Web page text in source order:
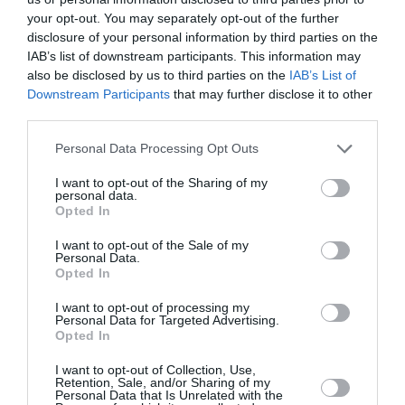
your opt-out. You may separately opt-out of the further
disclosure of your personal information by third parties on the
IAB’s list of downstream participants. This information may
also be disclosed by us to third parties on the IAB’s List of
Downstream Participants that may further disclose it to other
Personal Data Processing Opt Outs
I want to opt-out of the Sharing of my
personal data.
Opted In
I want to opt-out of the Sale of my
Personal Data.
Opted In
I want to opt-out of processing my
Personal Data for Targeted Advertising.
Opted In
I want to opt-out of Collection, Use,
Retention, Sale, and/or Sharing of my
Personal Data that Is Unrelated with the
Veneto, ajutor între 3.500 și 8.000 euro
pentru cei care renunță la mașina veche
pentru una nouă, cu impact redus asupra
mediului
Următorul articol
Un bărbat a fost înjunghiat după ce şi-a
AȚI PUTEA DORI DE